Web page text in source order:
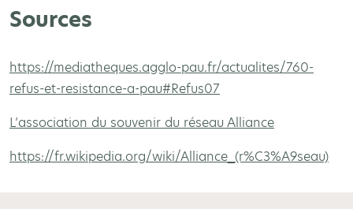
Sources
https://mediatheques.agglo-pau.fr/actualites/760-
refus-et-resistance-a-pau#Refus07
L’association du souvenir du réseau Alliance
https://fr.wikipedia.org/wiki/Alliance_(r%C3%A9seau)